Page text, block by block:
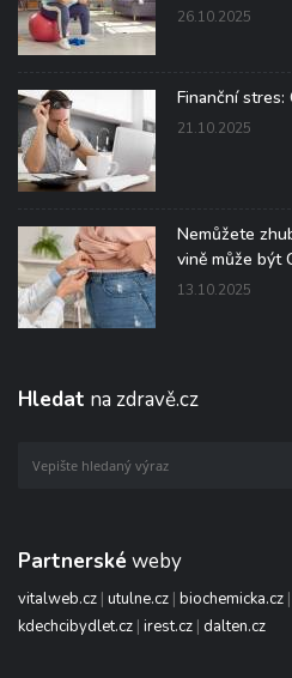
26.10.2025
Finanční stres:
21.10.2025
Nemůžete
vině může být
13.10.2025
Hledat na zdravě.cz
Partnerské weby
vitalweb.cz utulne.cz biochemicka.cz
kdechcibydlet.cz irest.cz dalten.cz